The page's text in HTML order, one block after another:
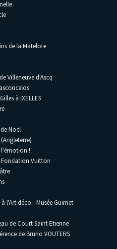
de la Matelote
Villeneuve d'Ascq
à IXELLES
Noël
l'émotion !
Vuitton
l'Art déco - Musée Guimet
de Court Saint Etienne
de Bruno VOUTERS